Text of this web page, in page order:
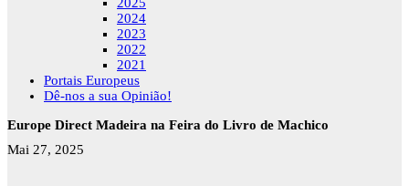
2024
2023
2022
2021
Portais Europeus
Dê-nos a sua Opinião!
Europe Direct Madeira na Feira do Livro de Machico
Mai 27, 2025